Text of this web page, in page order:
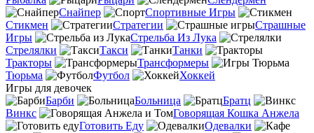
Снайпер
Спортивные Игры
Стикмен
Стратегии
Страшные
Игры
Стрельба Из Лука
Стрелялки
Такси
Танки
Тракторы
Трансформеры
Тюрьма
Футбол
Хоккей
Игры для девочек
Барби
Больница
Братц
Винкс
Говорящая Кошка Анжела
Готовить Еду
Одевалки